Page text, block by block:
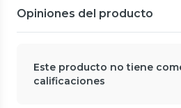
Opiniones del producto
Este producto no tiene
calificaciones